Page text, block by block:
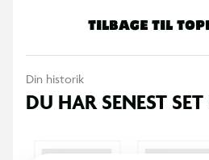
I BR er det legende let at
et smil inden for 365 dage, uanset